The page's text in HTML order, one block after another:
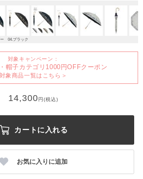
04.ブラック
対象キャンペーン：
帽子カテゴリ1000円OFFクーポン
対象商品一覧はこちら＞
14,300円(税込)
カートに入れる
お気に入りに追加